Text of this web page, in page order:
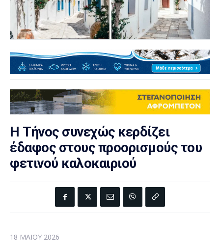
Η Τήνος συνεχώς κερδίζει
έδαφος στους προορισμούς του
φετινού καλοκαιριού
18 ΜΑΪ́ΟΥ 2026